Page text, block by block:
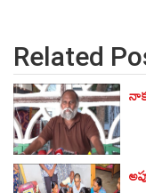
Related